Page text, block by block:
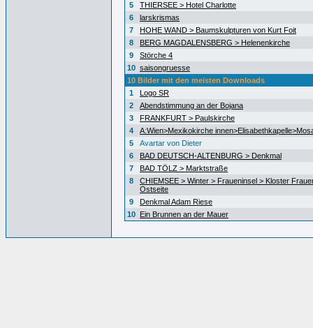
5
THIERSEE > Hotel Charlotte
6
larskrismas
7
HOHE WAND > Baumskulpturen von Kurt Foit
8
BERG MAGDALENSBERG > Helenenkirche
9
Störche 4
10 saisongruesse
10 Bilder mit den meisten Downloads
1
Logo SR
2
Abendstimmung an der Bojana
3
FRANKFURT > Paulskirche
4
A:Wien>Mexikokirche
5
Avartar von Dieter
6
BAD DEUTSCH-ALTENBURG > Denkmal
7
BAD TÖLZ > Marktstraße
8
CHIEMSEE > Winter > Fraueninsel > Kloster
Ostseite
9
Denkmal Adam Riese
10 Ein Brunnen an der Mauer